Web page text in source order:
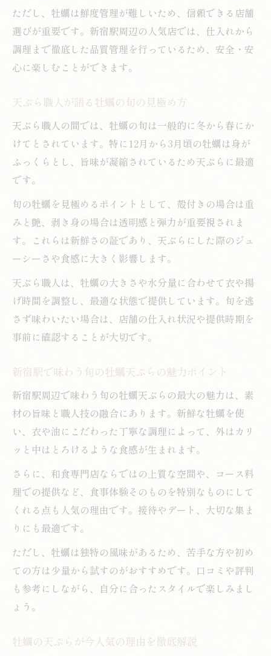
ただし、牡蠣は鮮度管理が難しいため、信頼できる店舗
選びが重要です。新宿駅周辺の人気店では、仕入れから
調理まで徹底した品質管理を行っているため、安全・安
心に楽しむことができます。
天ぷら職人が語る牡蠣の旬の見極め方
天ぷら職人の間では、牡蠣の旬は一般的に冬から春にか
けてとされています。特に12月から3月頃の牡蠣は身が
ふっくらとし、旨味が凝縮されているため天ぷらに最適
です。
旬の牡蠣を見極めるポイントとして、殻付きの場合は重
みと艶、剥き身の場合は透明感と弾力が重要視されま
す。これらは新鮮さの証であり、天ぷらにした際のジュ
ーシーさや食感に大きく影響します。
天ぷら職人は、牡蠣の大きさや水分量に合わせて衣や揚
げ時間を調整し、最適な状態で提供しています。旬を逃
さず味わいたい場合は、店舗の仕入れ状況や提供時期を
事前に確認することが大切です。
新宿駅で味わう旬の牡蠣天ぷらの魅力ポイント
新宿駅周辺で味わう旬の牡蠣天ぷらの最大の魅力は、素
材の旨味と職人技の融合にあります。新鮮な牡蠣を使
い、衣や油にこだわった丁寧な調理によって、外はカリ
ッと中はとろけるような食感が生まれます。
さらに、和食専門店ならではの上質な空間や、コース料
理での提供など、食事体験そのものを特別なものにして
くれる点も人気の理由です。接待やデート、大切な集ま
りにも最適です。
ただし、牡蠣は独特の風味があるため、苦手な方や初め
ての方は少量から試すのがおすすめです。口コミや評判
も参考にしながら、自分に合ったスタイルで楽しみまし
ょう。
牡蠣の天ぷらが今人気の理由を徹底解説